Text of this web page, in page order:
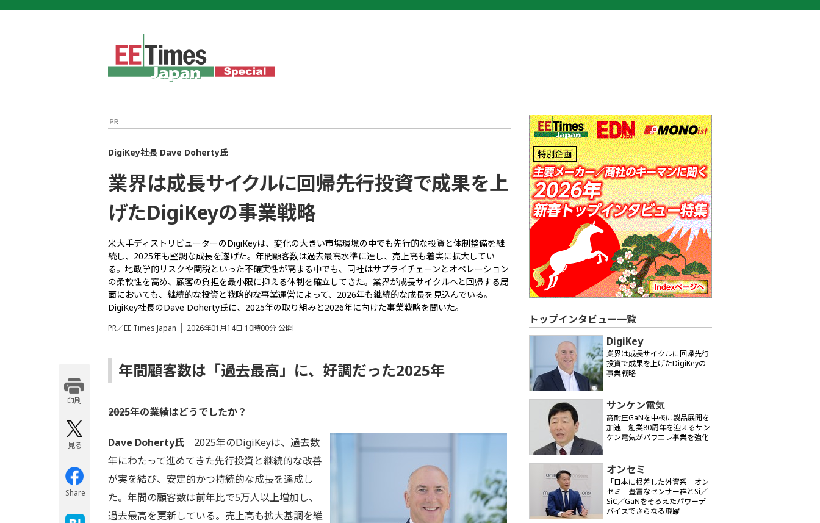
業界は成長サイクルに回帰――先行投資で成果を上
げたDigiKeyの事業戦略
DigiKey社長 Dave Doherty氏
米大手ディストリビューターのDigiKeyは、変化の大きい市場環境の中でも先行的な投資と体制整備を継
続し、2025年も堅調な成長を遂げた。年間顧客数は過去最高水準に達し、売上高も着実に拡大してい
る。地政学的リスクや関税といった不確実性が高まる中でも、同社はサプライチェーンとオペレーション
の柔軟性を高め、顧客の負担を最小限に抑える体制を確立してきた。業界が成長サイクルへと回帰する局
面においても、継続的な投資と戦略的な事業運営によって、2026年も継続的な成長を見込んでいる。
DigiKey社長のDave Doherty氏に、2025年の取り組みと2026年に向けた事業戦略を聞いた。
PR／EE Times Japan 2026年01月14日 10時00分 公開
印刷する
見る
Share
年間顧客数は「過去最高」に、好調だった2025年
――2025年の業績はどうでしたか？
Dave Doherty氏 2025年のDigiKeyは、過去数
年にわたって進めてきた先行投資と継続的な改善
が実を結び、安定的かつ持続的な成長を達成し
た。年間の顧客数は前年比で5万人以上増加し、
過去最高を更新している。売上高も拡大基調を維
トップインタビュー一覧
DigiKey
業界は成長サイクルに回帰――先行
投資で成果を上げたDigiKeyの
事業戦略
サンケン電気
高耐圧GaNを中核に製品展開を
加速 創業80周年を迎えるサン
ケン電気がパワエレ事業を強化
オンセミ
「日本に根差した外資系」オン
セミ 豊富なセンサー群とSi／
SiC／GaNをそろえたパワーデ
バイスでさらなる飛躍